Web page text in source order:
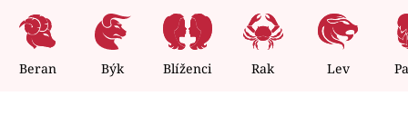
Témata
Celebrity
Beran Býk Blíženci Rak Lev